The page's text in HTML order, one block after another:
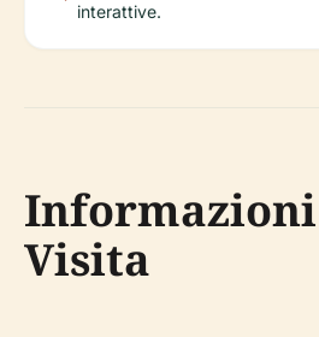
interattive.
Visita